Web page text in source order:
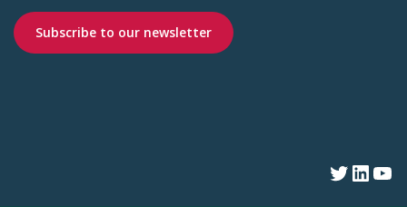
Subscribe to our newsletter